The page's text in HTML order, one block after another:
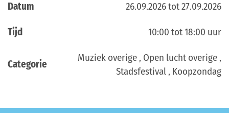
Datum 26.09.2026 tot 27.09.2026
Tijd 10:00 tot 18:00 uur
Categorie
Muziek overige , Open lucht overige ,
Stadsfestival , Koopzondag